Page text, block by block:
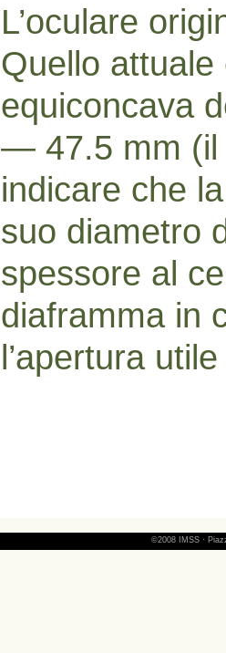
L’oculare
Quello
equiconcava
— 47.5 mm (il
indicare che
suo diametro
spessore al
diaframma in
l’apertura
©2008 IMSS ·